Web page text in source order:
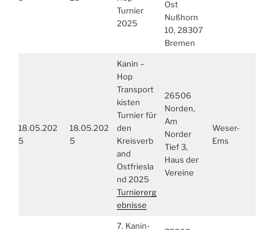
Turnier
2025
Ost
Nußhorn
10, 28307
Bremen
18.05.202
5
18.05.202
5
Kanin –
Hop
Transport
kisten
Turnier für
den
Kreisverb
and
Ostfriesla
nd 2025
Turniererg
ebnisse
26506
Norden,
Am
Norder
Tief 3,
Haus der
Vereine
Weser-
Ems
7. Kanin-